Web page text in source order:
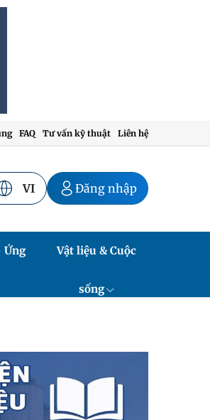
FAQ Tư vấn kỹ thuật Liên hệ
VI Đăng nhập
Ứng Vật liệu & Cuộc
sống